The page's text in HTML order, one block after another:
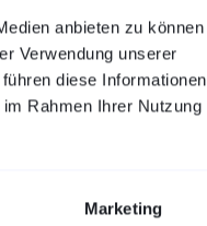
anbieten zu können
Verwendung unserer
diese Informationen
Rahmen Ihrer Nutzung
Marketing